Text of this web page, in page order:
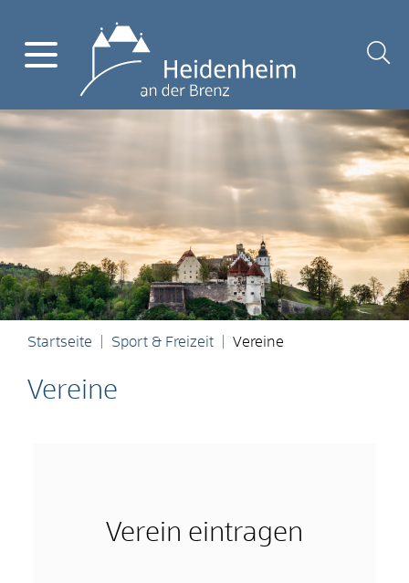
Startseite Sport & Freizeit Vereine
Vereine
Verein eintragen